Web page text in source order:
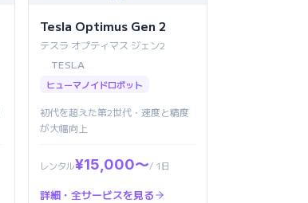
Tesla Optimus Gen 2
テスラ オプティマス ジェン2
TESLA
ヒューマノイドロボット
初代を超えた第2世代・速度と精度
が大幅向上
レンタル¥15,000〜/ 1日
詳細・全サービスを見る